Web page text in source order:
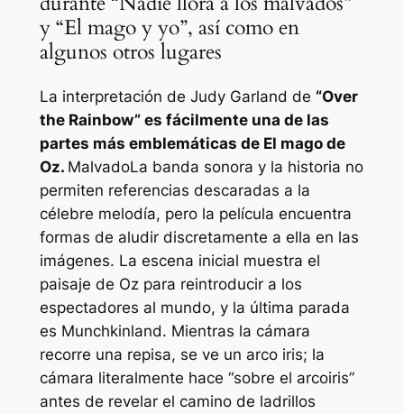
y “El mago y yo”, así como en
algunos otros lugares
La interpretación de Judy Garland de “Over
the Rainbow” es fácilmente una de las
partes más emblemáticas de El mago de
Oz. MalvadoLa banda sonora y la historia no
permiten referencias descaradas a la
célebre melodía, pero la película encuentra
formas de aludir discretamente a ella en las
imágenes. La escena inicial muestra el
paisaje de Oz para reintroducir a los
espectadores al mundo, y la última parada
es Munchkinland. Mientras la cámara
recorre una repisa, se ve un arco iris; la
cámara literalmente hace “sobre el arcoiris”
antes de revelar el camino de ladrillos